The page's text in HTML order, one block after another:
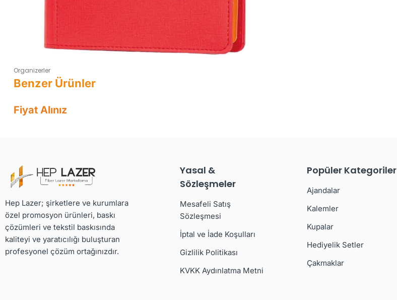
Organizerler
Fiyat Alınız
Hep Lazer; şirketlere ve kurumlara
özel promosyon ürünleri, baskı
çözümleri ve tekstil baskısında
kaliteyi ve yaratıcılığı buluşturan
profesyonel çözüm ortağınızdır.
Yasal &
Sözleşmeler
Mesafeli Satış
Sözleşmesi
İptal ve İade Koşulları
Gizlilik Politikası
KVKK Aydınlatma Metni
Popüler Kategoriler
Ajandalar
Kalemler
Kupalar
Hediyelik Setler
Çakmaklar